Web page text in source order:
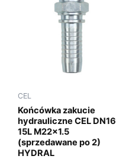
CEL
Końcówka zakucie
hydrauliczne CEL DN16
15L M22x1.5
(sprzedawane po 2)
HYDRAL